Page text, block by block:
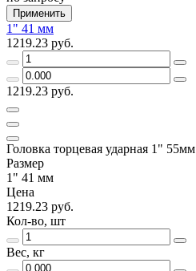
Применить
1" 41 мм
1219.23 руб.
1219.23 руб.
Головка торцевая ударная 1" 55мм
Размер
1" 41 мм
Цена
1219.23 руб.
Кол-во, шт
Вес, кг